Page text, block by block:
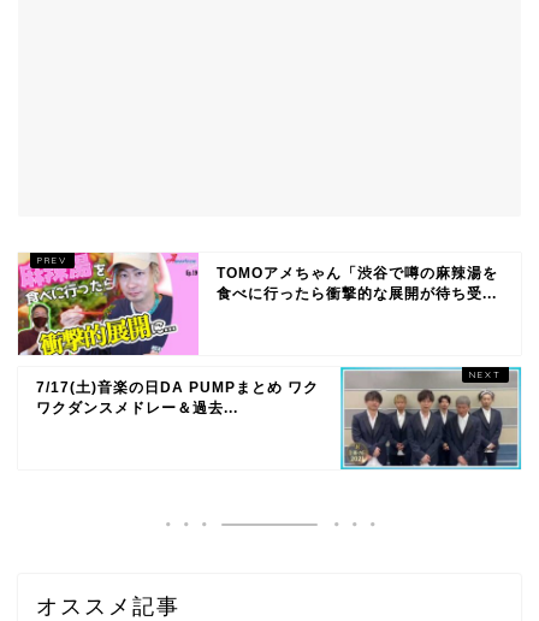
TOMOアメちゃん「渋谷で噂の麻辣湯を
食べに行ったら衝撃的な展開が待ち受...
7/17(土)音楽の日DA PUMPまとめ ワク
ワクダンスメドレー＆過去...
オススメ記事